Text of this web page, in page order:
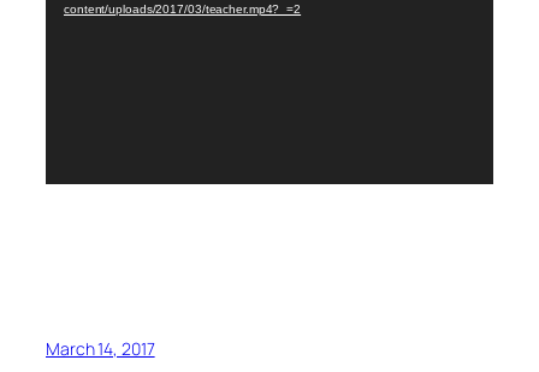
content/uploads/2017/03/teacher.mp4?_=2
March 14, 2017